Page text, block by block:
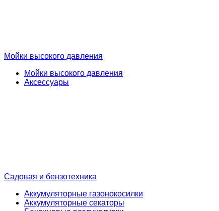
Мойки высокого давления
Мойки высокого давления
Аксессуары
Садовая и бензотехника
Аккумуляторные газонокосилки
Аккумуляторные секаторы